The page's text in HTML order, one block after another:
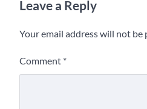
Leave a Reply
Your email address will not be
Comment *